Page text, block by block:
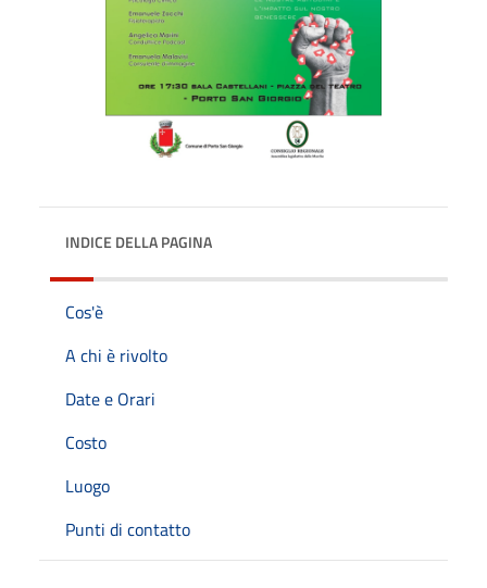
INDICE DELLA PAGINA
Cos'è
A chi è rivolto
Date e Orari
Costo
Luogo
Punti di contatto